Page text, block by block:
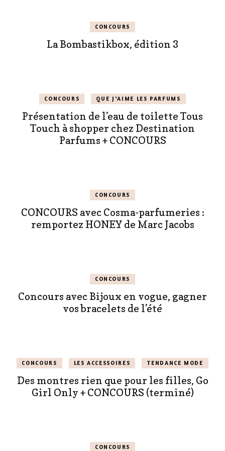
CONCOURS
La Bombastikbox, édition 3
CONCOURS QUE J'AIME LES PARFUMS
Présentation de l’eau de toilette Tous
Touch à shopper chez Destination
Parfums + CONCOURS
CONCOURS
CONCOURS avec Cosma-parfumeries :
remportez HONEY de Marc Jacobs
CONCOURS
Concours avec Bijoux en vogue, gagner
vos bracelets de l’été
CONCOURS LES ACCESSOIRES TENDANCE MODE
Des montres rien que pour les filles, Go
Girl Only + CONCOURS (terminé)
CONCOURS